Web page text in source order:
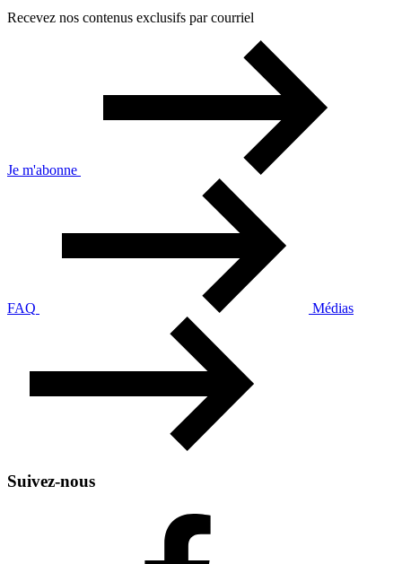
Recevez nos contenus exclusifs par courriel
Je m'abonne
FAQ Médias
Suivez-nous